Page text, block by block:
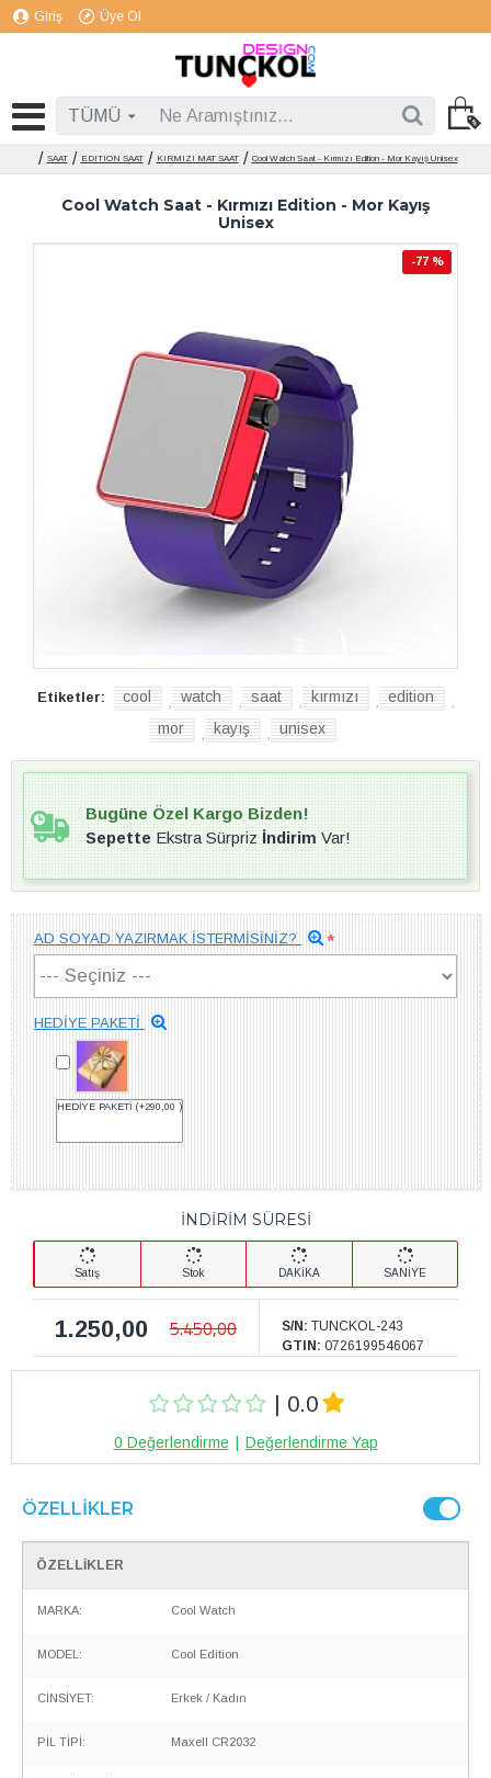
Giriş Üye Ol
TÜMÜ
SAAT EDITION SAAT KIRMIZI MAT SAAT Cool Watch Saat - Kırmızı Edition - Mor Kayış Unisex
Cool Watch Saat - Kırmızı Edition - Mor Kayış
Unisex
-77 %
Etiketler: cool watch saat kırmızı edition
mor kayış unisex
| 0.0
0 Değerlendirme Değerlendirme Yap
İNDİRİM SÜRESİ
Satış Stok DAKİKA SANİYE
1.250,00 5.450,00 S/N: TUNCKOL-243
GTIN: 0726199546067
AD SOYAD YAZIRMAK İSTERMİSİNİZ?
HEDİYE PAKETİ
HEDİYE PAKETİ (+290,00 )
Bugüne Özel Kargo Bizden!
SepetteEkstra SürprizİndirimVar!
ÖZELLIKLER
ÖZELLİKLER
MARKA: Cool Watch
MODEL: Cool Edition
CİNSİYET: Erkek / Kadın
PİL TİPİ: Maxell CR2032